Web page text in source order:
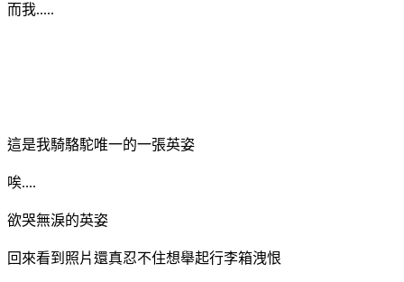
而我.....
這是我騎駱駝唯一的一張英姿
唉....
欲哭無淚的英姿
回來看到照片還真忍不住想舉起行李箱洩恨